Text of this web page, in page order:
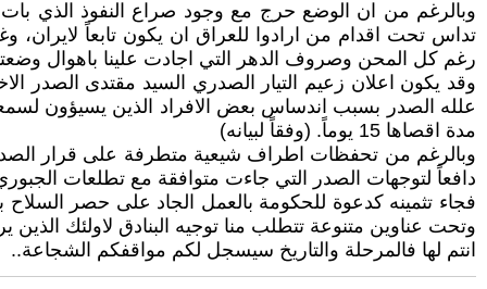
وبالرغم من ان الوضع حرج مع وجود صراع النفوذ الذي
تداس تحت اقدام من ارادوا للعراق ان يكون تابعاً
رغم كل المحن وصروف الدهر التي اجادت علينا باهوال
وقد يكون اعلان زعيم التيار الصدري السيد مقتدى الصدر
علله الصدر بسبب اندساس بعض الافراد الذين يسيؤون
مدة اقصاها 15 يوماً. (وفقاً لبيانه)
وبالرغم من تحفظات اطراف شيعية متطرفة على قرار
دافعاً لتوجهات الصدر التي جاءت متوافقة مع تطلعات
فجاء تثمينه كدعوة للحكومة بالعمل الجاد على حصر
وتحت عناوين متنوعة تتطلب منا توجيه البنادق لاولئك
انتم لها فالمرحلة والتاريخ سيسجل لكم مواقفكم الشجاعة..